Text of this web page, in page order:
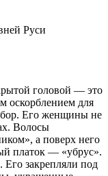
Руси
головой — это
оскорблением для
Его женщины не
Волосы
а поверх него
платок — «убрус».
закрепляли под